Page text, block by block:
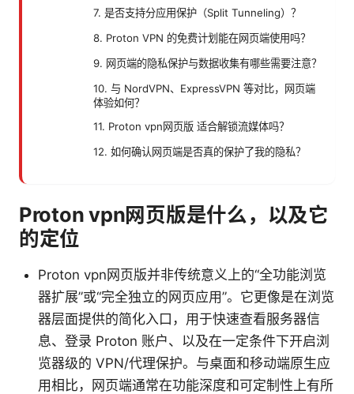
7. 是否支持分应用保护（Split Tunneling）？
8. Proton VPN 的免费计划能在网页端使用吗？
9. 网页端的隐私保护与数据收集有哪些需要注意？
10. 与 NordVPN、ExpressVPN 等对比，网页端
体验如何？
11. Proton vpn网页版 适合解锁流媒体吗？
12. 如何确认网页端是否真的保护了我的隐私？
Proton vpn网页版是什么，以及它
的定位
Proton vpn网页版并非传统意义上的“全功能浏览
器扩展”或“完全独立的网页应用”。它更像是在浏览
器层面提供的简化入口，用于快速查看服务器信
息、登录 Proton 账户、以及在一定条件下开启浏
览器级的 VPN/代理保护。与桌面和移动端原生应
用相比，网页端通常在功能深度和可定制性上有所